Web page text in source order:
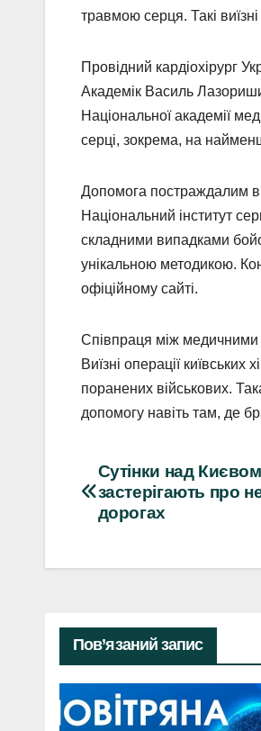
травмою серця. Такі
Провідний кардіохірург
Академік Василь
Національної академії
серці, зокрема, на
Допомога постраждалим
Національний інститут
складними випадками
унікальною методикою.
офіційному сайті.
Співпраця між медичними
Виїзні операції
поранених військових.
допомогу навіть там, де
Навігація
записів
Сутінки над
застерігають про
дорогах
Пов’язаний запис